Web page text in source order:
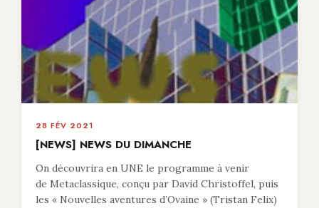
28 FÉV 2021
[NEWS] NEWS DU DIMANCHE
On découvrira en UNE le programme à venir
de Metaclassique, conçu par David Christoffel, puis
les « Nouvelles aventures d’Ovaine » (Tristan Felix)